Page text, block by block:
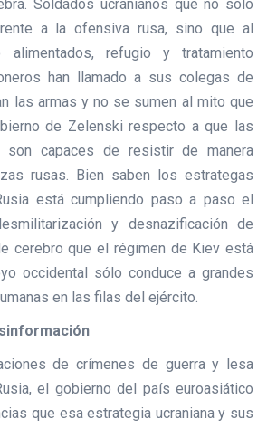
Soldados ucranianos que no sólo
a la ofensiva rusa, sino que al
refugio y tratamiento
han llamado a sus colegas de
las armas y no se sumen al mito que
de Zelenski respecto a que las
son capaces de resistir de manera
rusas. Bien saben los estrategas
está cumpliendo paso a paso el
y desnazificación de
cerebro que el régimen de Kiev está
occidental sólo conduce a grandes
en las filas del ejército.
de crímenes de guerra y lesa
el gobierno del país euroasiático
que esa estrategia ucraniana y sus